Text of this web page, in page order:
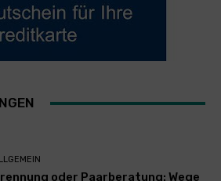
oder Paarberatung: Wege